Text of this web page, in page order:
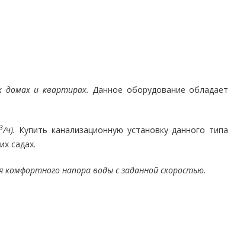
домах и квартирах.Данное оборудование обладает
/ч). Купить канализационную установку данного типа
садах.
комфортного напора воды с заданной скоростью.